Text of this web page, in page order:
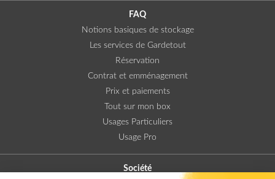
FAQ
Notions basiques de stockage
Les services de Gardetout
Réservation
Contrat et emménagement
Prix et paiements
Tout sur mon box
Usages Particuliers
Usage Pro
Société